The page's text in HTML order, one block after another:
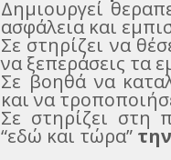
Δημιουργεί
ασφάλεια και
Σε στηρίζει να
να ξεπεράσεις τα
Σε βοηθά να
και να
Σε στηρίζει στη
“εδώ και τώρα”